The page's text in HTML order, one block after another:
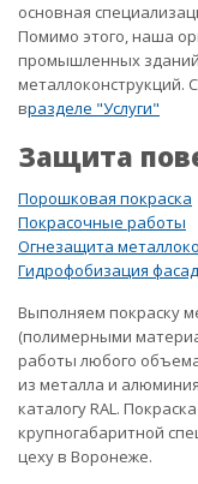
основная
Помимо этого, наша
промышленных
металлоконструкций.
вразделе "Услуги"
Защита
Порошковая покраска
Покрасочные работы
Огнезащита
Гидрофобизация
Выполняем покраску
(полимерными
работы любого
из металла и
каталогу RAL.
крупногабаритной
цеху в Воронеже.